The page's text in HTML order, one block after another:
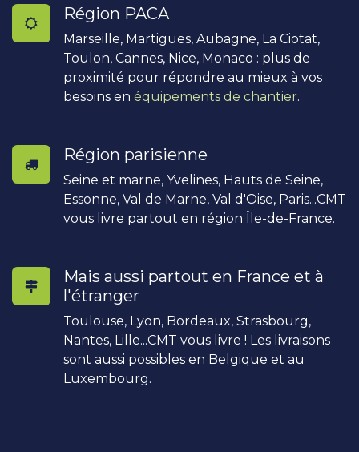
Région PACA
Marseille, Martigues, Aubagne, La Ciotat,
Toulon, Cannes, Nice, Monaco : plus de
proximité pour répondre au mieux à vos
besoins en équipements de chantier.
Région parisienne
Seine et marne, Yvelines, Hauts de Seine,
Essonne, Val de Marne, Val d'Oise, Paris...CMT
vous livre partout en région Île-de-France.
Mais aussi partout en France et à
l'étranger
Toulouse, Lyon, Bordeaux, Strasbourg,
Nantes, Lille...CMT vous livre ! Les livraisons
sont aussi possibles en Belgique et au
Luxembourg.